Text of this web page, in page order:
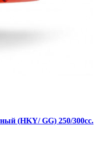
(HKY/ GG) 250/300cc.